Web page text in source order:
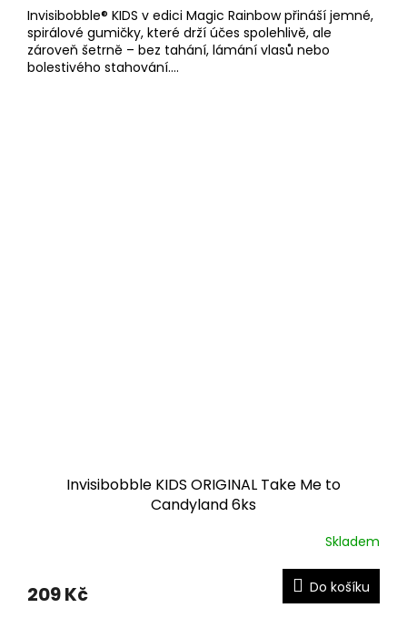
Invisibobble® KIDS v edici Magic Rainbow přináší jemné,
spirálové gumičky, které drží účes spolehlivě, ale
zároveň šetrně – bez tahání, lámání vlasů nebo
bolestivého stahování....
Invisibobble KIDS ORIGINAL Take Me to
Candyland 6ks
Skladem
209 Kč Do košíku